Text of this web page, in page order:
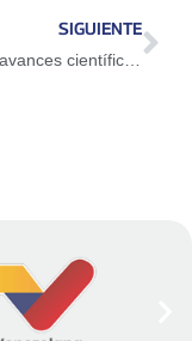
SIGUIENTE
Conoce los avances científicos venezolanos más importantes del año 2019